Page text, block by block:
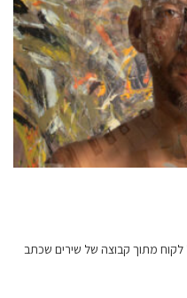
לקוח מתוך קבוצה של שירים שכתב